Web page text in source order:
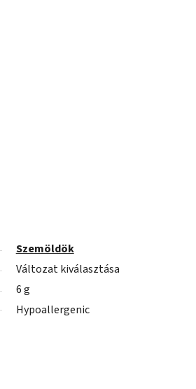
Szemöldök
Változat kiválasztása
6 g
Hypoallergenic